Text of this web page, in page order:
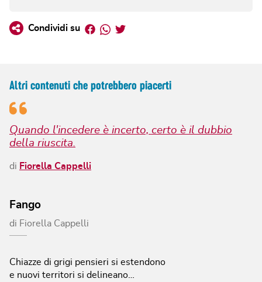
Condividi su Facebook
Whatsapp
Twitter
Altri contenuti che potrebbero piacerti
Quando l'incedere è incerto, certo è il dubbio
della riuscita.
di Fiorella Cappelli
Fango
di Fiorella Cappelli
Chiazze di grigi pensieri si estendono
e nuovi territori si delineano…